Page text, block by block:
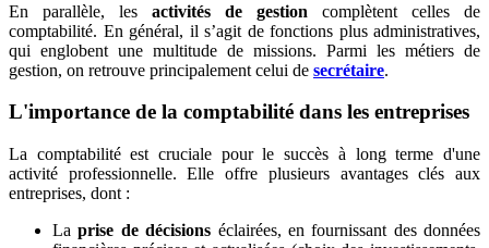
En parallèle, les activités de gestion complètent celles de
comptabilité. En général, il s’agit de fonctions plus administratives,
qui englobent une multitude de missions. Parmi les métiers de
gestion, on retrouve principalement celui de secrétaire.
L'importance de la comptabilité dans les entreprises
La comptabilité est cruciale pour le succès à long terme d'une
activité professionnelle. Elle offre plusieurs avantages clés aux
entreprises, dont :
Laprise de décisions éclairées, en fournissant des données